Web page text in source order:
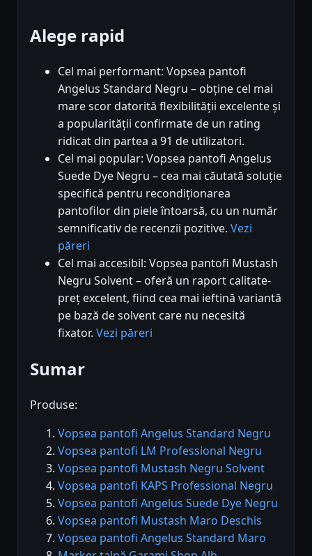
Alege rapid
Cel mai performant: Vopsea pantofi
Angelus Standard Negru – obține cel mai
mare scor datorită flexibilității excelente și
a popularității confirmate de un rating
ridicat din partea a 91 de utilizatori.
Cel mai popular: Vopsea pantofi Angelus
Suede Dye Negru – cea mai căutată soluție
specifică pentru recondiționarea
pantofilor din piele întoarsă, cu un număr
semnificativ de recenzii pozitive. Vezi
păreri
Cel mai accesibil: Vopsea pantofi Mustash
Negru Solvent – oferă un raport calitate-
preț excelent, fiind cea mai ieftină variantă
pe bază de solvent care nu necesită
fixator. Vezi păreri
Sumar
Produse:
Vopsea pantofi Angelus Standard Negru
Vopsea pantofi LM Professional Negru
Vopsea pantofi Mustash Negru Solvent
Vopsea pantofi KAPS Professional Negru
Vopsea pantofi Angelus Suede Dye Negru
Vopsea pantofi Mustash Maro Deschis
Vopsea pantofi Angelus Standard Maro